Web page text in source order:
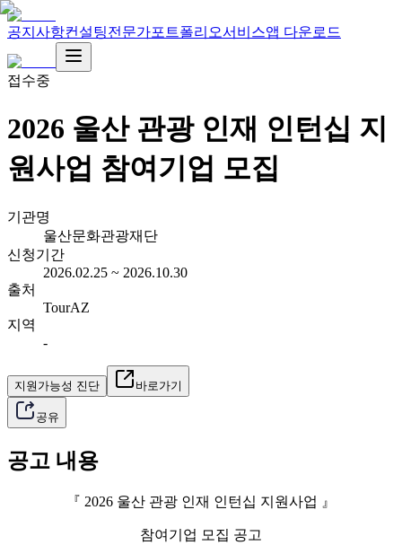
공지사항컨설팅전문가포트폴리오서비스앱 다운로드
접수중
2026 울산 관광 인재 인턴십 지
원사업 참여기업 모집
기관명
울산문화관광재단
신청기간
2026.02.25 ~ 2026.10.30
출처
TourAZ
지역
-
지원가능성 진단 바로가기
공유
공고 내용
『 2026 울산 관광 인재 인턴십 지원사업 』
참여기업 모집 공고